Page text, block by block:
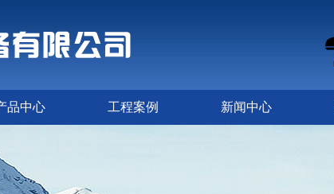
品中心 工程案例 新闻中心